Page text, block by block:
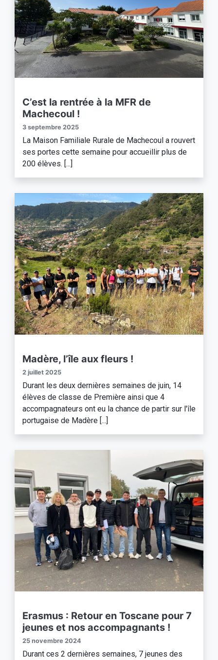
C’est la rentrée à la MFR de
Machecoul !
3 septembre 2025
La Maison Familiale Rurale de Machecoul a rouvert
ses portes cette semaine pour accueillir plus de
200 élèves. [...]
Madère, l’île aux fleurs !
2 juillet 2025
Durant les deux dernières semaines de juin, 14
élèves de classe de Première ainsi que 4
accompagnateurs ont eu la chance de partir sur l'île
portugaise de Madère [...]
Erasmus : Retour en Toscane pour 7
jeunes et nos accompagnants !
25 novembre 2024
Durant ces 2 dernières semaines, 7 jeunes des